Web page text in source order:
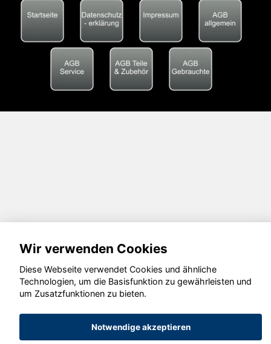
Wir verwenden Cookies
Diese Webseite verwendet Cookies und ähnliche
Technologien, um die Basisfunktion zu gewährleisten und
um Zusatzfunktionen zu bieten.
Notwendige akzeptieren